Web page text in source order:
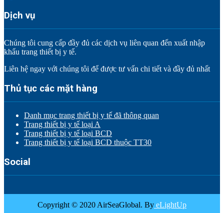
Dịch vụ
Chúng tôi cung cấp đầy đủ các dịch vụ liên quan đến xuất nhập
khẩu trang thiết bị y tế.
Liên hệ ngay với chúng tôi để được tư vấn chi tiết và đầy đủ nhất
Thủ tục các mặt hàng
Danh mục trang thiết bị y tế đã thông quan
Trang thiết bị y tế loại A
Trang thiết bị y tế loại BCD
Trang thiết bị y tế loại BCD thuộc TT30
Social
Copyright © 2020 AirSeaGlobal. By eLightUp